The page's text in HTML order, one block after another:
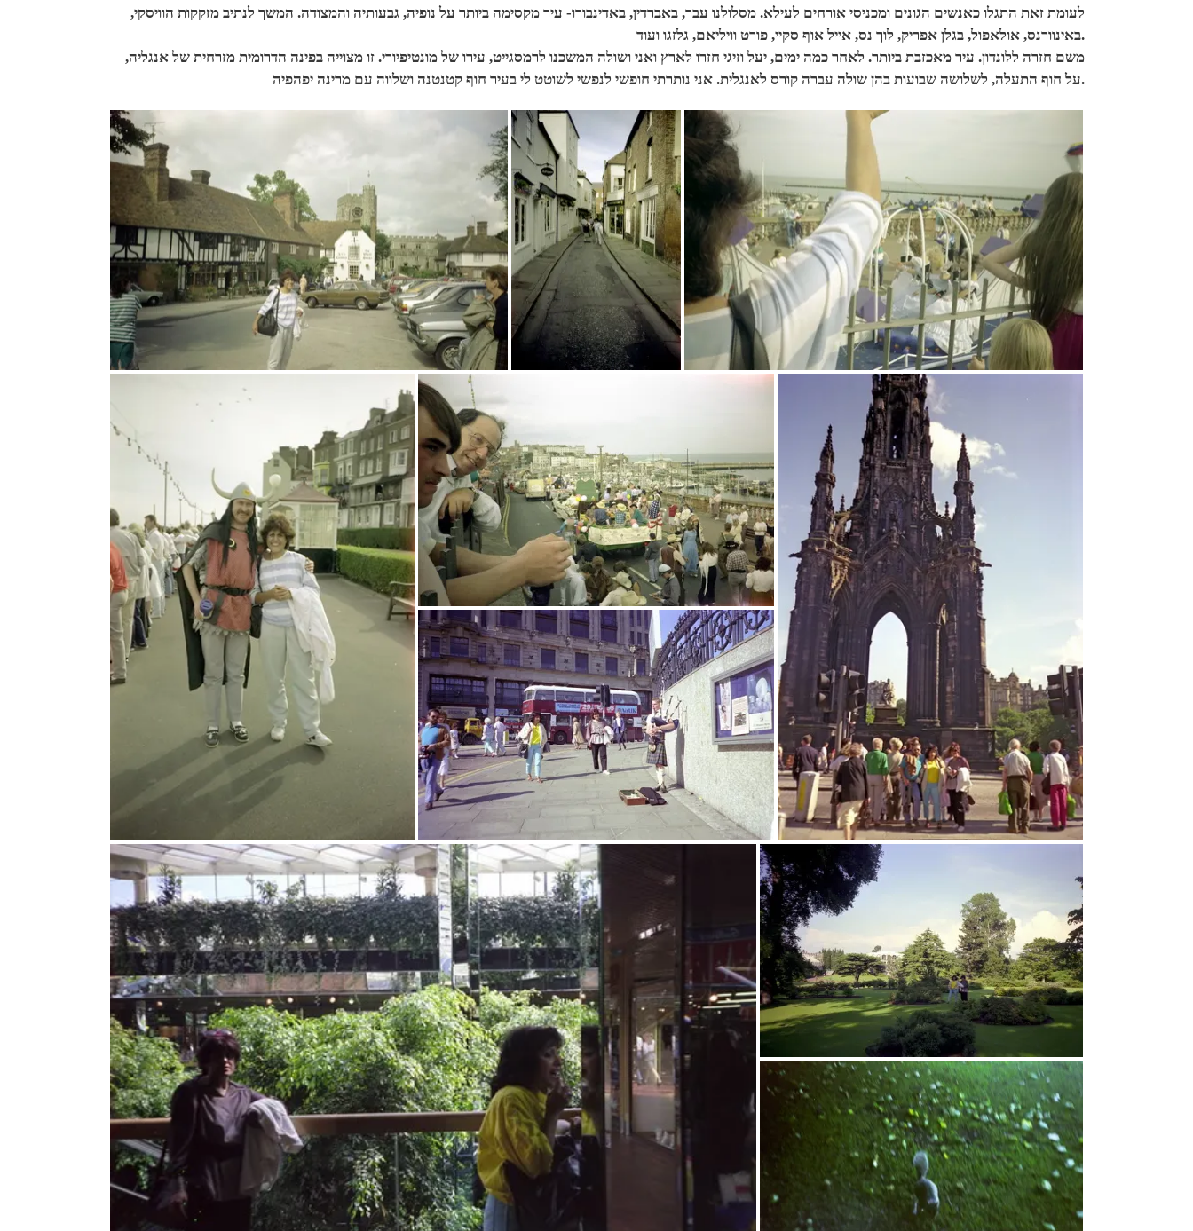
לעומת זאת התגלו כאנשים הגונים ומכניסי אורחים לעילא. מסלולנו עבר, באברדין, באדינבורו- עיר מקסימה ביותר על נופיה, גבעותיה והמצודה. המשך לנתיב מזקקות הוויסקי,
באינוורנס, אולאפול, בגלן אפריק, לוך נס, אייל אוף סקיי, פורט וויליאם, גלזגו ועוד.
משם חזרה ללונדון. עיר מאכזבת ביותר. לאחר כמה ימים, יעל וזיגי חזרו לארץ ואני ושולה המשכנו לרמסגייט, עירו של מונטיפיורי. זו מצוייה בפינה הדרומית מזרחית של אנגליה,
על חוף התעלה, לשלושה שבועות בהן שולה עברה קורס לאנגלית. אני נותרתי חופשי לנפשי לשוטט לי בעיר חוף קטנטנה ושלווה עם מרינה יפהפיה.